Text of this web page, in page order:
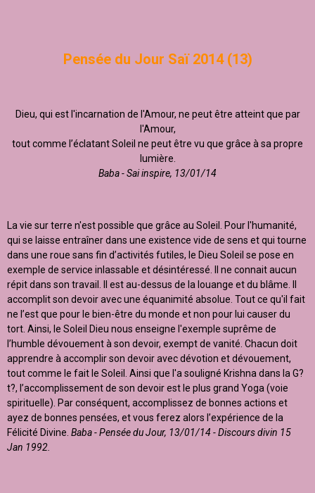
Pensée du Jour Saï 2014 (13)
Dieu, qui est l'incarnation de l'Amour, ne peut être atteint que par
l'Amour,
tout comme l’éclatant Soleil ne peut être vu que grâce à sa propre
lumière.
Baba - Sai inspire, 13/01/14
La vie sur terre n'est possible que grâce au Soleil. Pour l'humanité,
qui se laisse entraîner dans une existence vide de sens et qui tourne
dans une roue sans fin d’activités futiles, le Dieu Soleil se pose en
exemple de service inlassable et désintéressé. Il ne connait aucun
répit dans son travail. Il est au-dessus de la louange et du blâme. Il
accomplit son devoir avec une équanimité absolue. Tout ce qu'il fait
ne l’est que pour le bien-être du monde et non pour lui causer du
tort. Ainsi, le Soleil Dieu nous enseigne l'exemple suprême de
l’humble dévouement à son devoir, exempt de vanité. Chacun doit
apprendre à accomplir son devoir avec dévotion et dévouement,
tout comme le fait le Soleil. Ainsi que l'a souligné Krishna dans la G?
t?, l’accomplissement de son devoir est le plus grand Yoga (voie
spirituelle). Par conséquent, accomplissez de bonnes actions et
ayez de bonnes pensées, et vous ferez alors l’expérience de la
Félicité Divine. Baba - Pensée du Jour, 13/01/14 - Discours divin 15
Jan 1992.